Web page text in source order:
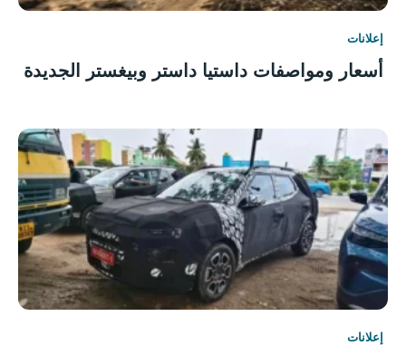
إعلانات
أسعار ومواصفات داستيا داستر وبيغستر الجديدة
إعلانات